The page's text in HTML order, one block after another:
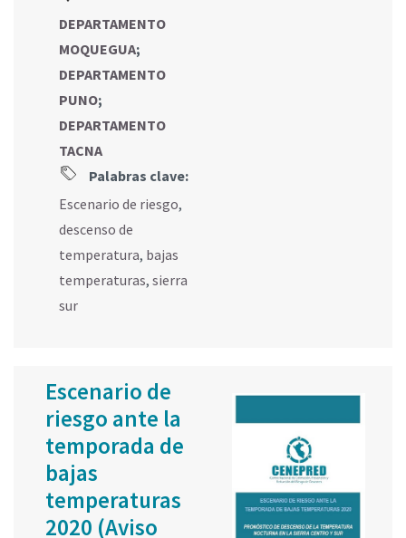
DEPARTAMENTO
MOQUEGUA;
DEPARTAMENTO
PUNO;
DEPARTAMENTO
TACNA
Palabras clave:
Escenario de riesgo,
descenso de
temperatura, bajas
temperaturas, sierra
sur
Escenario de
riesgo ante la
temporada de
bajas
temperaturas
2020 (Aviso